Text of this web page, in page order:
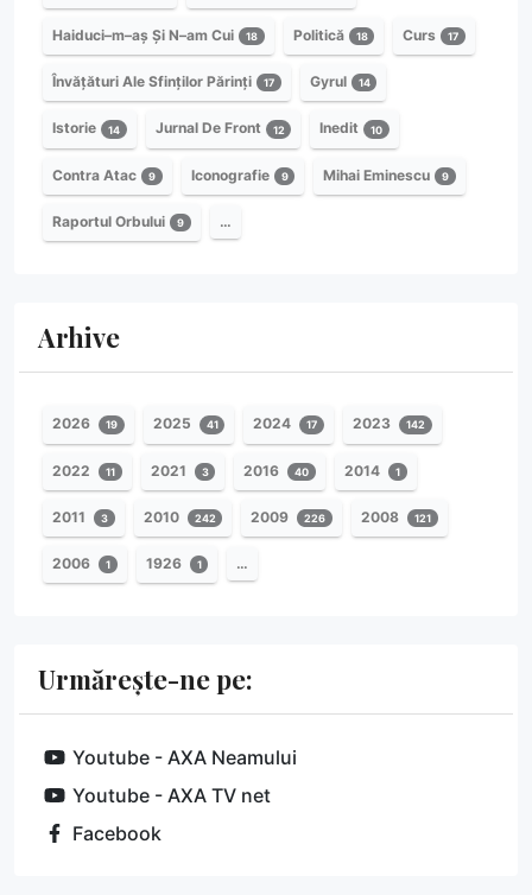
Haiduci–m–aș Și N–am Cui 18 Politică 18 Curs 17
Învățături Ale Sfinților Părinți 17 Gyrul 14
Istorie 14 Jurnal De Front 12 Inedit 10
Contra Atac 9 Iconografie 9 Mihai Eminescu 9
Raportul Orbului 9 …
Arhive
2026 19 2025 41 2024 17 2023 142
2022 11 2021 3 2016 40 2014 1
2011 3 2010 242 2009 226 2008 121
2006 1 1926 1 …
Urmărește-ne pe:
Youtube - AXA Neamului
Youtube - AXA TV net
Facebook